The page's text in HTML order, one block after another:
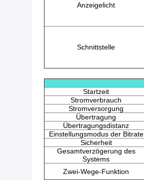
Anzeigelicht
Schnittstelle
Startzeit
Stromverbrauch
Stromversorgung
Übertragung
Übertragungsdistanz
Einstellungsmodus der Bitrate
Sicherheit
Gesamtverzögerung des
Systems
Zwei-Wege-Funktion